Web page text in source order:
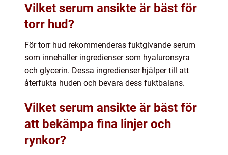
Vilket serum ansikte är bäst för
torr hud?
För torr hud rekommenderas fuktgivande serum
som innehåller ingredienser som hyaluronsyra
och glycerin. Dessa ingredienser hjälper till att
återfukta huden och bevara dess fuktbalans.
Vilket serum ansikte är bäst för
att bekämpa fina linjer och
rynkor?